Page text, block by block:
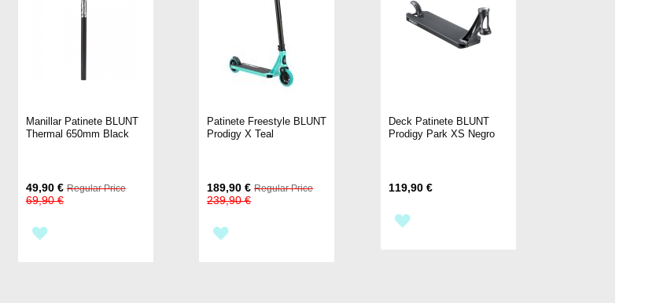
Manillar Patinete BLUNT
Thermal 650mm Black
Special
Price
49,90 € Regular Price
69,90 €
Patinete Freestyle BLUNT
Prodigy X Teal
Special
Price
189,90 € Regular Price
239,90 €
Deck Patinete BLUNT
Prodigy Park XS Negro
119,90 €